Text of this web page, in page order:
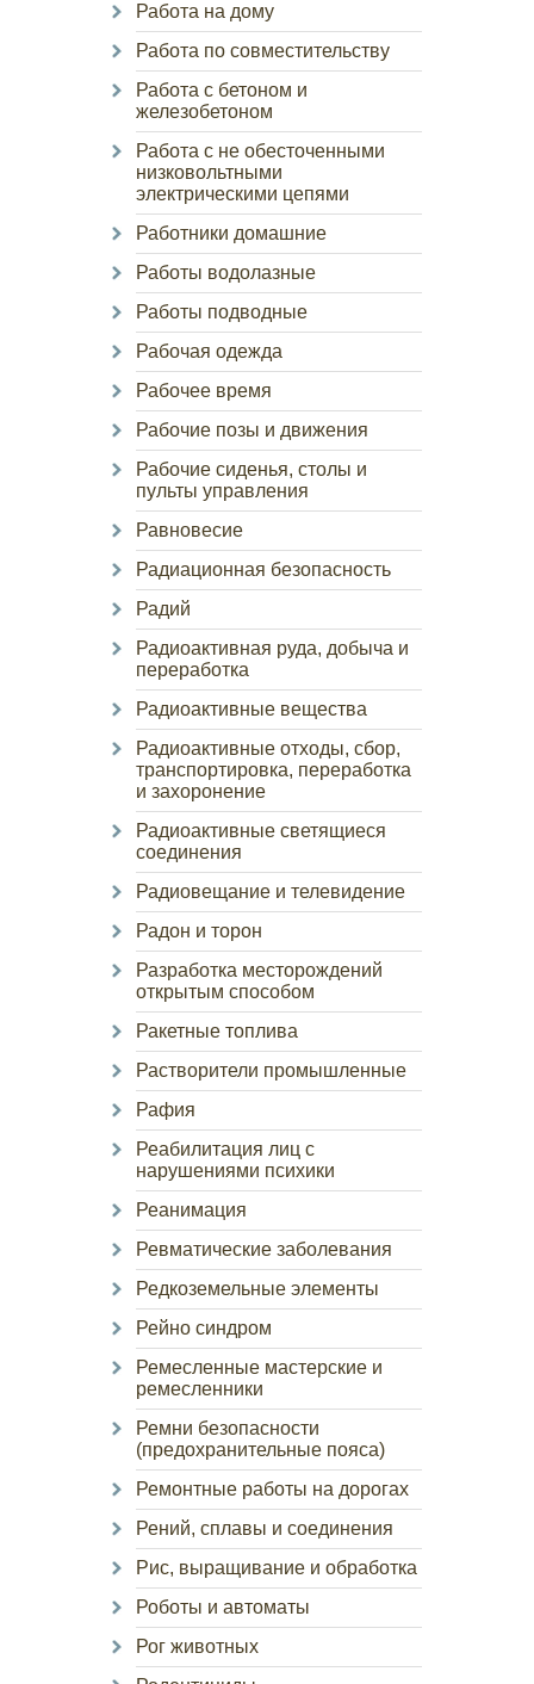
Работа на дому
Работа по совместительству
Работа с бетоном и
железобетоном
Работа с не обесточенными
низковольтными
электрическими цепями
Работники домашние
Работы водолазные
Работы подводные
Рабочая одежда
Рабочее время
Рабочие позы и движения
Рабочие сиденья, столы и
пульты управления
Равновесие
Радиационная безопасность
Радий
Радиоактивная руда, добыча и
переработка
Радиоактивные вещества
Радиоактивные отходы, сбор,
транспортировка, переработка
и захоронение
Радиоактивные светящиеся
соединения
Радиовещание и телевидение
Радон и торон
Разработка месторождений
открытым способом
Ракетные топлива
Растворители промышленные
Рафия
Реабилитация лиц с
нарушениями психики
Реанимация
Ревматические заболевания
Редкоземельные элементы
Рейно синдром
Ремесленные мастерские и
ремесленники
Ремни безопасности
(предохранительные пояса)
Ремонтные работы на дорогах
Рений, сплавы и соединения
Рис, выращивание и обработка
Роботы и автоматы
Рог животных